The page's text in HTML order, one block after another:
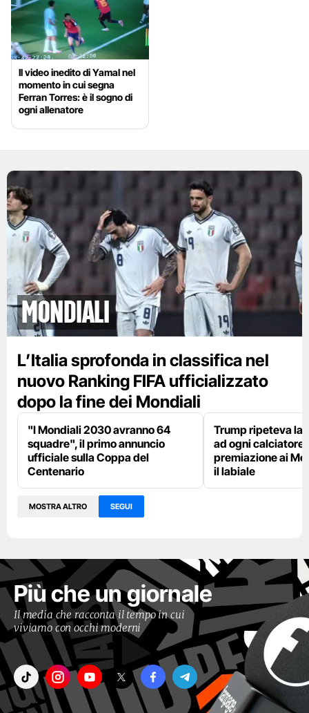
Il video inedito di Yamal nel
momento in cui segna
Ferran Torres: è il sogno di
ogni allenatore
Mondiali
L’Italia sprofonda in classifica nel
nuovo Ranking FIFA ufficializzato
dopo la fine dei Mondiali
"I Mondiali 2030 avranno 64
squadre", il primo annuncio
ufficiale sulla Coppa del
Centenario
Trump ripeteva la
ad ogni calciatore
premiazione ai
il labiale
MOSTRA ALTRO SEGUI
Più che un giornale
Il media che racconta il tempo in cui
viviamo con occhi moderni